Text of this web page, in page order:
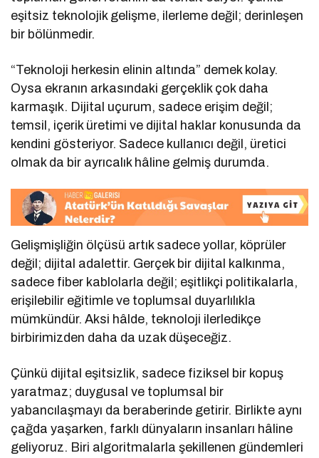
eşitsiz teknolojik gelişme, ilerleme değil; derinleşen
bir bölünmedir.
“Teknoloji herkesin elinin altında” demek kolay.
Oysa ekranın arkasındaki gerçeklik çok daha
karmaşık. Dijital uçurum, sadece erişim değil;
temsil, içerik üretimi ve dijital haklar konusunda da
kendini gösteriyor. Sadece kullanıcı değil, üretici
olmak da bir ayrıcalık hâline gelmiş durumda.
Gelişmişliğin ölçüsü artık sadece yollar, köprüler
değil; dijital adalettir. Gerçek bir dijital kalkınma,
sadece fiber kablolarla değil; eşitlikçi politikalarla,
erişilebilir eğitimle ve toplumsal duyarlılıkla
mümkündür. Aksi hâlde, teknoloji ilerledikçe
birbirimizden daha da uzak düşeceğiz.
Çünkü dijital eşitsizlik, sadece fiziksel bir kopuş
yaratmaz; duygusal ve toplumsal bir
yabancılaşmayı da beraberinde getirir. Birlikte aynı
çağda yaşarken, farklı dünyaların insanları hâline
geliyoruz. Biri algoritmalarla şekillenen gündemleri